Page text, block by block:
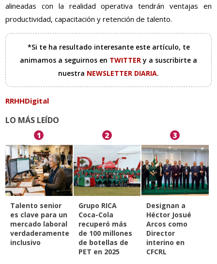
alineadas con la realidad operativa tendrán ventajas en
productividad, capacitación y retención de talento.
*Si te ha resultado interesante este artículo, te
animamos a seguirnos en TWITTERy a suscribirte a
nuestra NEWSLETTER DIARIA.
RRHHDigital
LO MÁS LEÍDO
1
Talento senior
es clave para un
mercado laboral
verdaderamente
inclusivo
2
Grupo RICA
Coca-Cola
recuperó más
de 100 millones
de botellas de
PET en 2025
3
Designan a
Héctor Josué
Arcos como
Director
interino en
CFCRL